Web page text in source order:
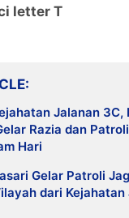
letter T
Jalanan 3C,
Razia dan
Hari
Gelar Patroli
dari Kejahatan